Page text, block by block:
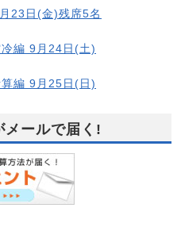
23日(金)残席5名
編 9月24日(土)
編 9月25日(日)
メールで届く!